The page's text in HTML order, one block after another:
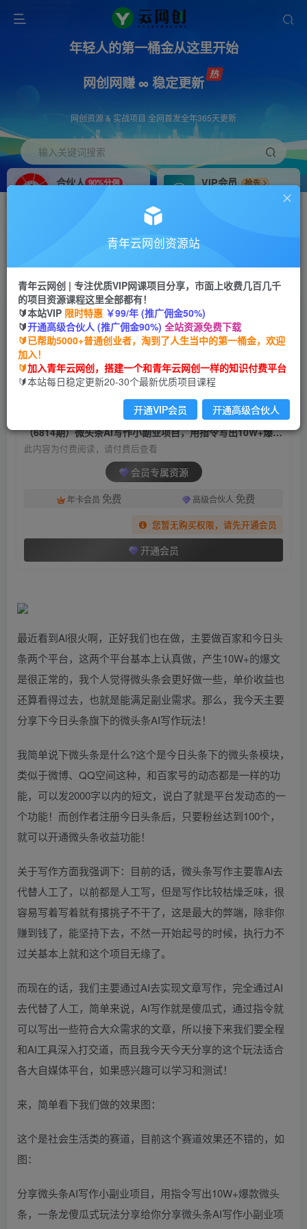
年轻人的第一桶金从这里开始
网创网赚 ∞ 稳定更新
网创资源 & 实战项目 全网首发全年365天更新
输入关键词搜索
合伙人 90%分佣
VIP会员
抢先
搭建同款网站，自己当老板
首页 创业课程 会员专属 正文
（6814期）微头条AI写作小副业项目，用指令写
出10W+爆款微头条，一条龙傻瓜式玩法…
青年云网创
2年前发布
关注 私信
（6814期）微头条AI写作小副业项目，用指令写出10W+爆款微头条，一条龙傻瓜式玩法…
此内容为付费阅读，请付费后查看
会员专属资源
年卡会员 免费 高级合伙人 免费
您暂无购买权限，请先开通会员
开通会员
最近看到Al很火啊，正好我们也在做，主要做百家和今日头
条两个平台，这两个平台基本上认真做，产生10W+的爆文
是很正常的，我个人觉得微头条会更好做一些，单价收益也
还算看得过去，也就是能满足副业需求。那么，我今天主要
分享下今日头条旗下的微头条AI写作玩法！
我简单说下微头条是什么?这个是今日头条下的微头条模块，
类似于微博、QQ空间这种，和百家号的动态都是一样的功
能，可以发2000字以内的短文，说白了就是平台发动态的一
个功能！而创作者注册今日头条后，只要粉丝达到100个，
就可以开通微头条收益功能！
关于写作方面我强调下：目前的话，微头条写作主要靠Al去
代替人工了，以前都是人工写，但是写作比较枯燥乏味，很
容易写着写着就有撂挑子不干了，这是最大的弊端，除非你
赚到钱了，能坚持下去，不然一开始起号的时候，执行力不
过关基本上就和这个项目无缘了。
而现在的话，我们主要通过AI去实现文章写作，完全通过AI
去代替了人工，简单来说，AI写作就是傻瓜式，通过指令就
可以写出一些符合大众需求的文章，所以接下来我们要全程
和AI工具深入打交道，而且我今天今天分享的这个玩法适合
各大自媒体平台，如果感兴趣可以学习和测试！
来，简单看下我们做的效果图：
这个是社会生活类的赛道，目前这个赛道效果还不错的，如
图：
分享微头条AI写作小副业项目，用指令写出10W+爆款微头
条，一条龙傻瓜式玩法分享给你分享微头条AI写作小副业项
青年云网创资源站
青年云网创 | 专注优质VIP网课项目分享，市面上收费几百几千
的项目资源课程这里全部都有！
🔰本站VIP 限时特惠 ￥99/年 (推广佣金50%)
🔰开通高级合伙人 (推广佣金90%) 全站资源免费下载
🔰已帮助5000+普通创业者，淘到了人生当中的第一桶金，欢迎
加入！
🔰加入青年云网创，搭建一个和青年云网创一样的知识付费平台
🔰本站每日稳定更新20-30个最新优质项目课程
开通VIP会员 开通高级合伙人